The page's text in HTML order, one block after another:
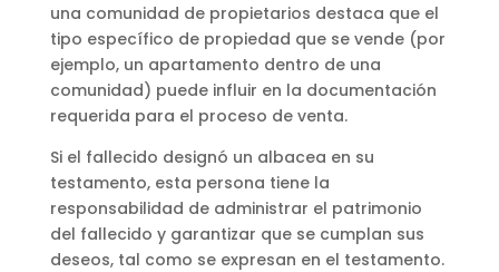
una comunidad de propietarios destaca que el
tipo específico de propiedad que se vende (por
ejemplo, un apartamento dentro de una
comunidad) puede influir en la documentación
requerida para el proceso de venta.
Si el fallecido designó un albacea en su
testamento, esta persona tiene la
responsabilidad de administrar el patrimonio
del fallecido y garantizar que se cumplan sus
deseos, tal como se expresan en el testamento.